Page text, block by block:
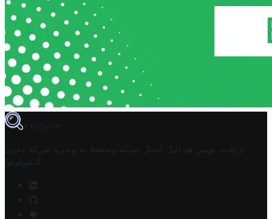
TROVIT
تروفيت تونس هو دليل أعمال تملكه وتحتفظ به وتديره
شركة مخزن
التكنولوجيا